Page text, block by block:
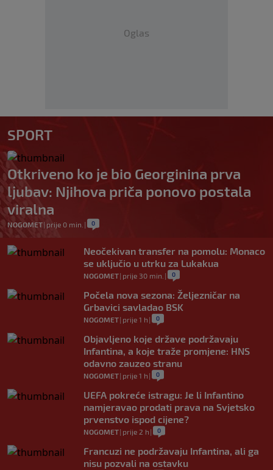
Oglas
SPORT
Otkriveno ko je bio Georginina prva
ljubav: Njihova priča ponovo postala
viralna
NOGOMET| prije 0 min. | 0
Neočekivan transfer na pomolu: Monaco
se uključio u utrku za Lukakua
NOGOMET| prije 30 min. | 0
Počela nova sezona: Željezničar na
Grbavici savladao BSK
NOGOMET| prije 1 h | 0
Objavljeno koje države podržavaju
Infantina, a koje traže promjene: HNS
odavno zauzeo stranu
NOGOMET| prije 1 h | 0
UEFA pokreće istragu: Je li Infantino
namjeravao prodati prava na Svjetsko
prvenstvo ispod cijene?
NOGOMET| prije 2 h | 0
Francuzi ne podržavaju Infantina, ali ga
nisu pozvali na ostavku